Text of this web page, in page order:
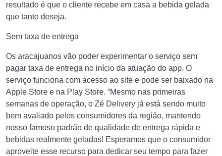
resultado é que o cliente recebe em casa a bebida gelada
que tanto deseja.
Sem taxa de entrega
Os aracajuanos vão poder experimentar o serviço sem
pagar taxa de entrega no início da atuação do app. O
serviço funciona com acesso ao site e pode ser baixado na
Apple Store e na Play Store. “Mesmo nas primeiras
semanas de operação, o Zé Delivery já está sendo muito
bem avaliado pelos consumidores da região, mantendo
nosso famoso padrão de qualidade de entrega rápida e
bebidas realmente geladas! Esperamos que o consumidor
aproveite esse recurso para dedicar seu tempo para fazer